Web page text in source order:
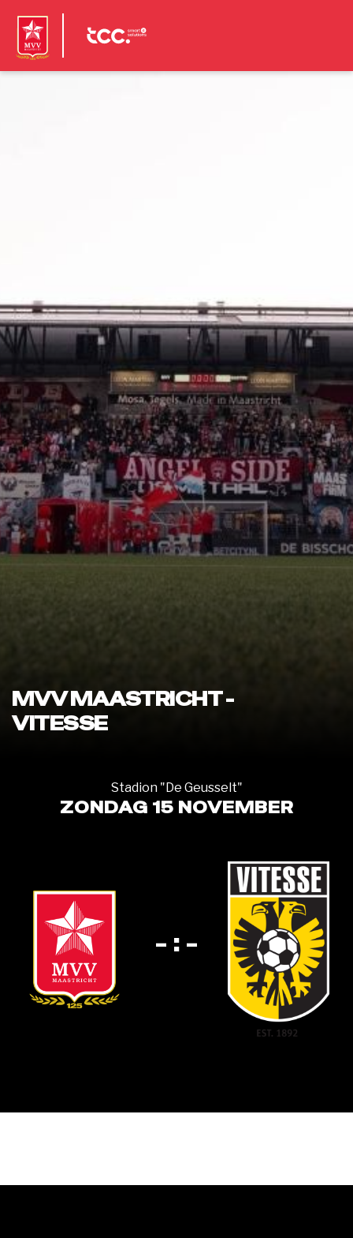
MVV MAASTRICHT -
VITESSE
Stadion "De Geusselt"
ZONDAG 15 NOVEMBER
- : -